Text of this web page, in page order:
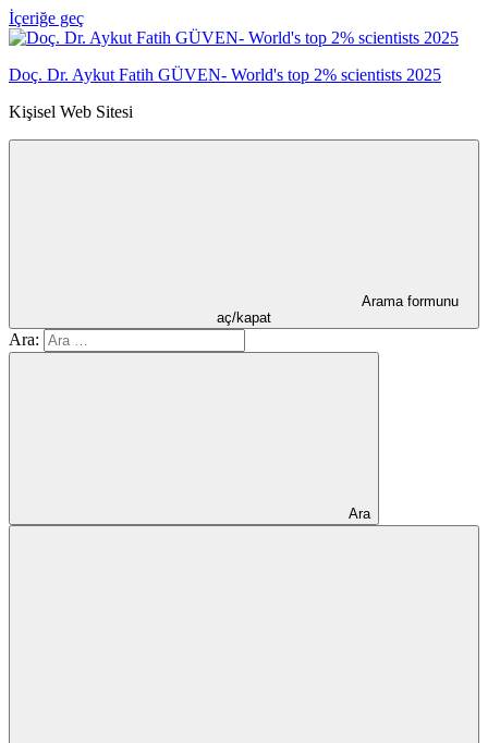
İçeriğe geç
Doç. Dr. Aykut Fatih GÜVEN- World's top 2% scientists 2025
Kişisel Web Sitesi
Arama formunu
aç/kapat
Ara:
Ara